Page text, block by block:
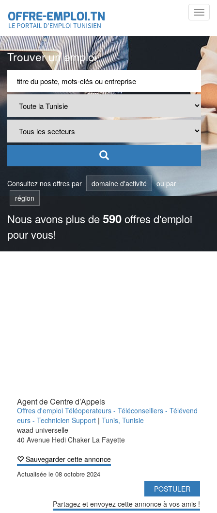
Trouver un emploi
Consultez nos offres par domaine d'activité
ou par
région
Nous avons plus de590offres d'emploi
pour vous!
Agent de Centre d’Appels
Offres d'emploi Téléoperateurs - Téléconseillers - Télévend
eurs - Technicien Support | Tunis, Tunisie
waad universelle
40 Avenue Hedi Chaker La Fayette
Sauvegarder cette annonce
Actualisée le 08 octobre 2024
POSTULER
Partagez et envoyez cette annonce à vos amis !